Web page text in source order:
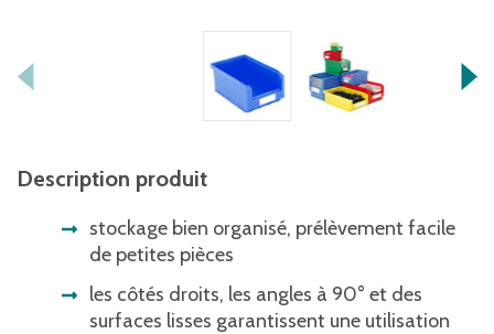
Description produit
stockage bien organisé, prélèvement facile
de petites pièces
les côtés droits, les angles à 90° et des
surfaces lisses garantissent une utilisation